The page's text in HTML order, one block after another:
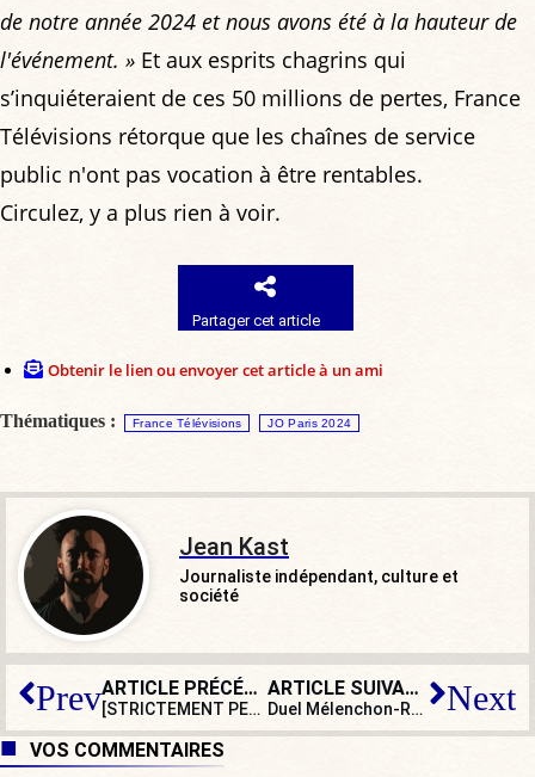
de notre année 2024 et nous avons été à la hauteur de
l'événement. » Et aux esprits chagrins qui
s’inquiéteraient de ces 50 millions de pertes, France
Télévisions rétorque que les chaînes de service
public n'ont pas vocation à être rentables.
Circulez, y a plus rien à voir.
Partager cet article
Obtenir le lien ou envoyer cet article à un ami
Thématiques : France Télévisions JO Paris 2024
Jean Kast
Journaliste indépendant, culture et
société
Prev ARTICLE PRÉCÉDENT
[STRICTEMENT PERSONNEL] L’abbé mort et la curée
ARTICLE SUIVANT
Duel Mélenchon-Ruffin à la Fête de L’Huma : LFI, jusqu’au bout du reniement Next
VOS COMMENTAIRES